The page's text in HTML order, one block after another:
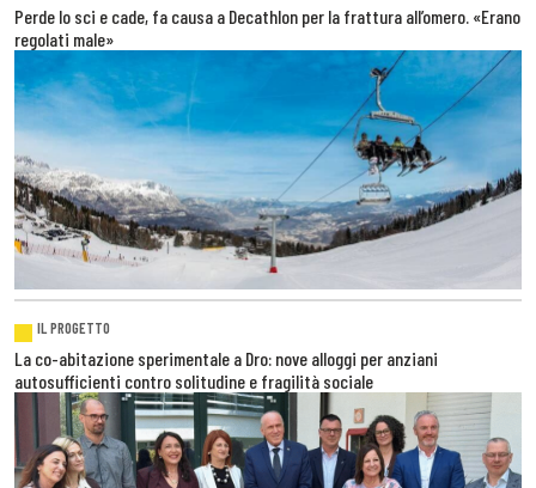
Perde lo sci e cade, fa causa a Decathlon per la frattura all’omero. «Erano
regolati male»
IL PROGETTO
La co-abitazione sperimentale a Dro: nove alloggi per anziani
autosufficienti contro solitudine e fragilità sociale